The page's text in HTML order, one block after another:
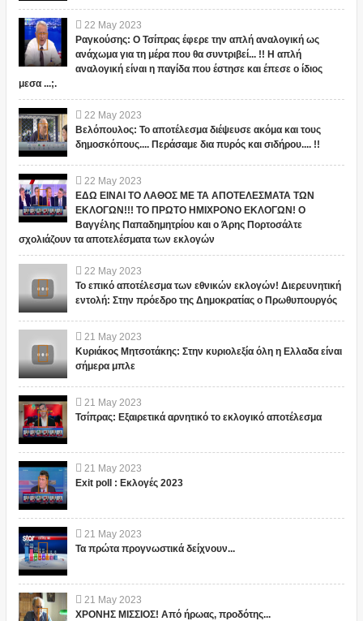
22 May 2023
Ραγκούσης: Ο Τσίπρας έφερε την απλή αναλογική ως
ανάχωμα για τη μέρα που θα συντριβεί... !! Η απλή
αναλογική είναι η παγίδα που έστησε και έπεσε ο ίδιος
μεσα ...;.
22 May 2023
Βελόπουλος: Το αποτέλεσμα διέψευσε ακόμα και τους
δημοσκόπους.... Περάσαμε δια πυρός και σιδήρου.... !!
22 May 2023
ΕΔΩ ΕΙΝΑΙ ΤΟ ΛΑΘΟΣ ΜΕ ΤΑ ΑΠΟΤΕΛΕΣΜΑΤΑ ΤΩΝ
ΕΚΛΟΓΩΝ!!! ΤΟ ΠΡΩΤΟ ΗΜΙΧΡΟΝΟ ΕΚΛΟΓΩΝ! Ο
Βαγγέλης Παπαδημητρίου και ο Άρης Πορτοσάλτε
σχολιάζουν τα αποτελέσματα των εκλογών
22 May 2023
Το επικό αποτέλεσμα των εθνικών εκλογών! Διερευνητική
εντολή: Στην πρόεδρο της Δημοκρατίας ο Πρωθυπουργός
21 May 2023
Κυριάκος Μητσοτάκης: Στην κυριολεξία όλη η Ελλαδα είναι
σήμερα μπλε
21 May 2023
Τσίπρας: Εξαιρετικά αρνητικό το εκλογικό αποτέλεσμα
21 May 2023
Exit poll : Εκλογές 2023
21 May 2023
Τα πρώτα προγνωστικά δείχνουν...
21 May 2023
ΧΡΟΝΗΣ ΜΙΣΣΙΟΣ! Από ήρωας, προδότης...